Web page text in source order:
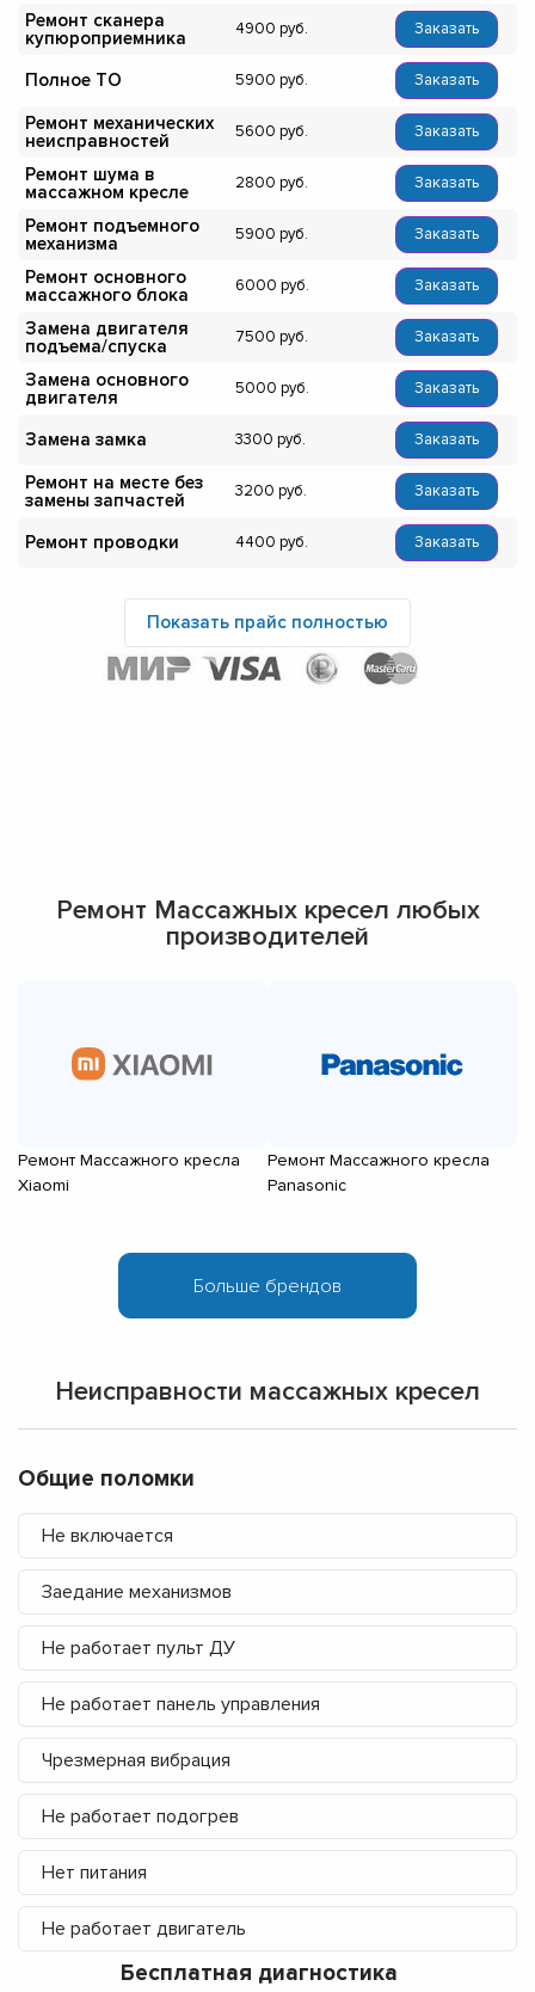
Ремонт сканера
купюроприемника
4900 Заказать
Полное ТО 5900 Заказать
Ремонт механических
неисправностей
5600 Заказать
Ремонт шума в
массажном кресле
2800 Заказать
Ремонт подъемного
механизма
5900 Заказать
Ремонт основного
массажного блока
6000 Заказать
Замена двигателя
подъема/спуска
7500 Заказать
Замена основного
двигателя
5000 Заказать
Замена замка 3300 Заказать
Ремонт на месте без
замены запчастей
3200 Заказать
Ремонт проводки 4400 Заказать
Показать прайс полностью
Ремонт Массажных кресел любых
производителей
Ремонт Массажного кресла
Xiaomi
Ремонт Массажного кресла
Panasonic
Неисправности массажных кресел
Общие поломки
Не включается
Заедание механизмов
Не работает пульт ДУ
Не работает панель управления
Чрезмерная вибрация
Не работает подогрев
Нет питания
Не работает двигатель
Бесплатная диагностика